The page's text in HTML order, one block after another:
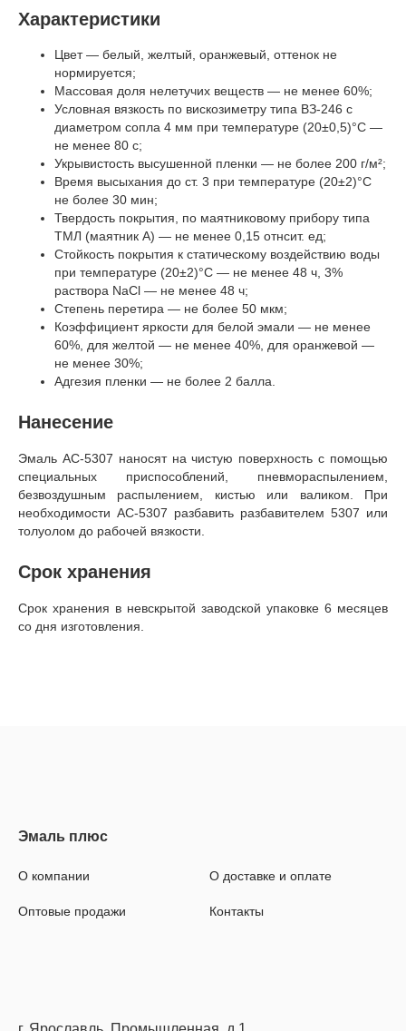
Характеристики
Цвет — белый, желтый, оранжевый, оттенок не
нормируется;
Массовая доля нелетучих веществ — не менее 60%;
Условная вязкость по вискозиметру типа ВЗ-246 с
диаметром сопла 4 мм при температуре (20±0,5)°C —
не менее 80 с;
Укрывистость высушенной пленки — не более 200 г/м²;
Время высыхания до ст. 3 при температуре (20±2)°C
не более 30 мин;
Твердость покрытия, по маятниковому прибору типа
ТМЛ (маятник А) — не менее 0,15 отнсит. ед;
Стойкость покрытия к статическому воздействию воды
при температуре (20±2)°C — не менее 48 ч, 3%
раствора NaCl — не менее 48 ч;
Степень перетира — не более 50 мкм;
Коэффициент яркости для белой эмали — не менее
60%, для желтой — не менее 40%, для оранжевой —
не менее 30%;
Адгезия пленки — не более 2 балла.
Нанесение
Эмаль АС-5307 наносят на чистую поверхность с помощью
специальных приспособлений, пневмораспылением,
безвоздушным распылением, кистью или валиком. При
необходимости АС-5307 разбавить разбавителем 5307 или
толуолом до рабочей вязкости.
Срок хранения
Срок хранения в невскрытой заводской упаковке 6 месяцев
со дня изготовления.
О компании
Оптовые продажи
О доставке и оплате
Контакты